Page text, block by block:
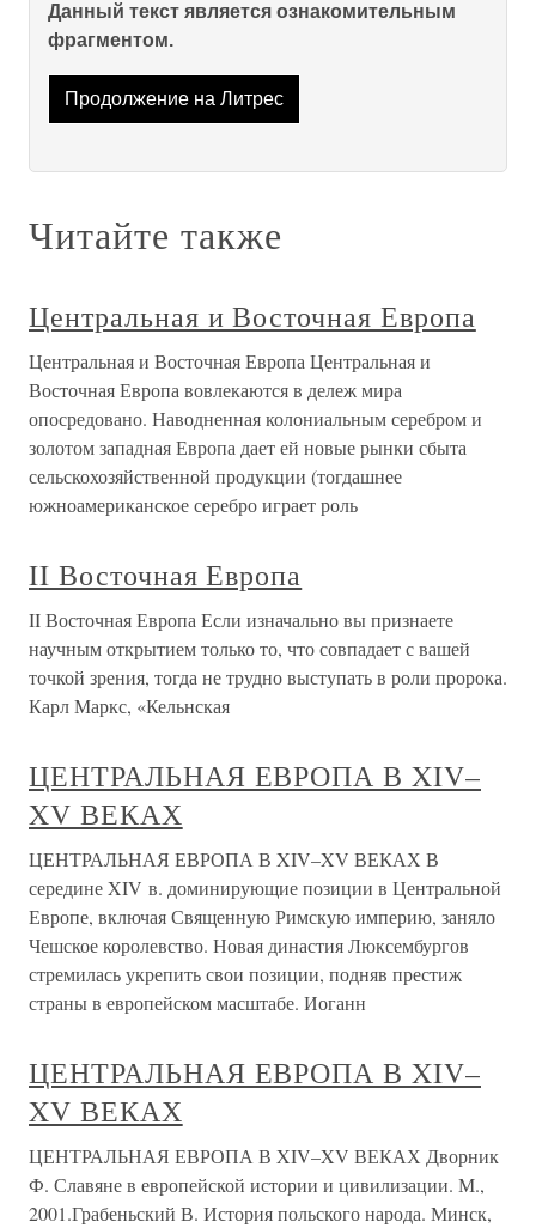
Данный текст является ознакомительным
фрагментом.
Продолжение на Литрес
Читайте также
Центральная и Восточная Европа
Центральная и Восточная Европа Центральная и
Восточная Европа вовлекаются в дележ мира
опосредовано. Наводненная колониальным серебром и
золотом западная Европа дает ей новые рынки сбыта
сельскохозяйственной продукции (тогдашнее
южноамериканское серебро играет роль
II Восточная Европа
II Восточная Европа Если изначально вы признаете
научным открытием только то, что совпадает с вашей
точкой зрения, тогда не трудно выступать в роли пророка.
Карл Маркс, «Кельнская
ЦЕНТРАЛЬНАЯ ЕВРОПА В XIV–
XV ВЕКАХ
ЦЕНТРАЛЬНАЯ ЕВРОПА В XIV–XV ВЕКАХ В
середине XIV в. доминирующие позиции в Центральной
Европе, включая Священную Римскую империю, заняло
Чешское королевство. Новая династия Люксембургов
стремилась укрепить свои позиции, подняв престиж
страны в европейском масштабе. Иоганн
ЦЕНТРАЛЬНАЯ ЕВРОПА В XIV–
XV ВЕКАХ
ЦЕНТРАЛЬНАЯ ЕВРОПА В XIV–XV ВЕКАХ Дворник
Ф. Славяне в европейской истории и цивилизации. М.,
2001.Грабеньский В. История польского народа. Минск,